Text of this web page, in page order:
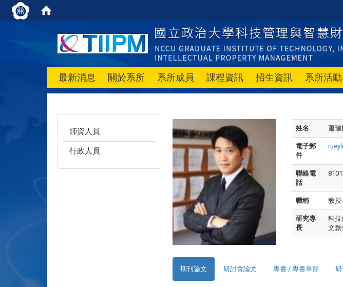
最新消息 關於系所 系所成員 課程資訊 招生資訊 系所活動
師資人員
行政人員
姓名 蕭瑞
電子郵
件
聯絡電
話
職稱 教授
研究專
長
科技
文創
期刊論文 研討會論文 專書 / 專書章節